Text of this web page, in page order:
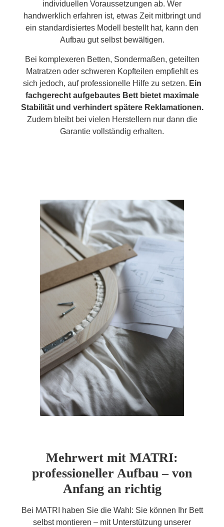
individuellen Voraussetzungen ab. Wer
handwerklich erfahren ist, etwas Zeit mitbringt und
ein standardisiertes Modell bestellt hat, kann den
Aufbau gut selbst bewältigen.
Bei komplexeren Betten, Sondermaßen, geteilten
Matratzen oder schweren Kopfteilen empfiehlt es
sich jedoch, auf professionelle Hilfe zu setzen. Ein
fachgerecht aufgebautes Bett bietet maximale
Stabilität und verhindert spätere Reklamationen.
Zudem bleibt bei vielen Herstellern nur dann die
Garantie vollständig erhalten.
Mehrwert mit MATRI:
professioneller Aufbau – von
Anfang an richtig
Bei MATRI haben Sie die Wahl: Sie können Ihr Bett
selbst montieren – mit Unterstützung unserer